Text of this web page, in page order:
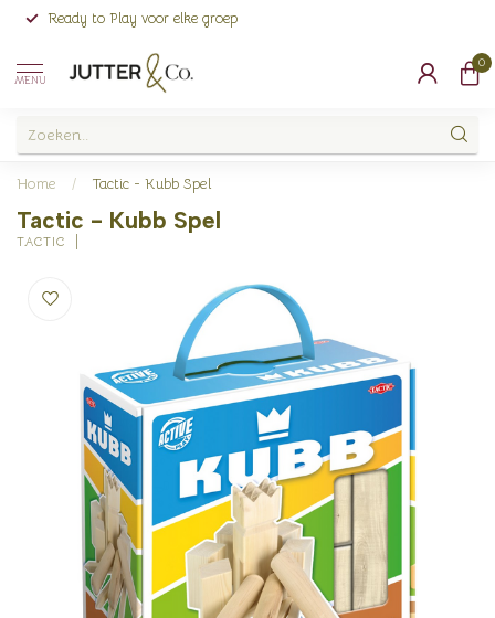
Ready to Play voor elke groep
MENU
0
Home / Tactic - Kubb Spel
Tactic - Kubb Spel
TACTIC